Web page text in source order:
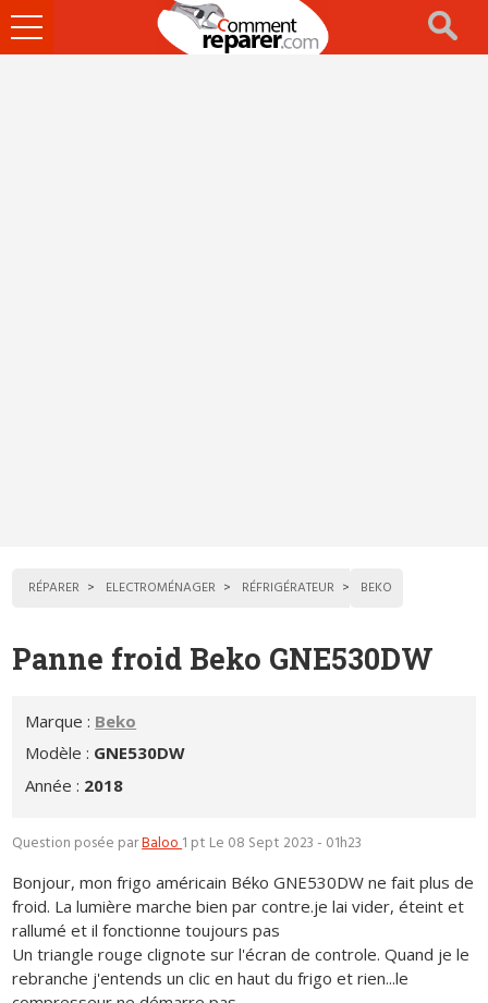
Ouvrir
le
RÉPARER ELECTROMÉNAGER RÉFRIGÉRATEUR BEKO
Panne froid Beko GNE530DW
Marque : Beko
Modèle : GNE530DW
Année : 2018
Question posée parBaloo1 pt Le 08 Sept 2023 - 01h23
Bonjour, mon frigo américain Béko GNE530DW ne fait plus de
froid. La lumière marche bien par contre.je lai vider, éteint et
rallumé et il fonctionne toujours pas
Un triangle rouge clignote sur l'écran de controle. Quand je le
rebranche j'entends un clic en haut du frigo et rien...le